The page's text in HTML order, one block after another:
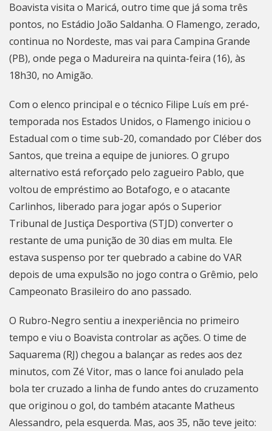
Boavista visita o Maricá, outro time que já soma três
pontos, no Estádio João Saldanha. O Flamengo, zerado,
continua no Nordeste, mas vai para Campina Grande
(PB), onde pega o Madureira na quinta-feira (16), às
18h30, no Amigão.
Com o elenco principal e o técnico Filipe Luís em pré-
temporada nos Estados Unidos, o Flamengo iniciou o
Estadual com o time sub-20, comandado por Cléber dos
Santos, que treina a equipe de juniores. O grupo
alternativo está reforçado pelo zagueiro Pablo, que
voltou de empréstimo ao Botafogo, e o atacante
Carlinhos, liberado para jogar após o Superior
Tribunal de Justiça Desportiva (STJD) converter o
restante de uma punição de 30 dias em multa. Ele
estava suspenso por ter quebrado a cabine do VAR
depois de uma expulsão no jogo contra o Grêmio, pelo
Campeonato Brasileiro do ano passado.
O Rubro-Negro sentiu a inexperiência no primeiro
tempo e viu o Boavista controlar as ações. O time de
Saquarema (RJ) chegou a balançar as redes aos dez
minutos, com Zé Vitor, mas o lance foi anulado pela
bola ter cruzado a linha de fundo antes do cruzamento
que originou o gol, do também atacante Matheus
Alessandro, pela esquerda. Mas, aos 35, não teve jeito: